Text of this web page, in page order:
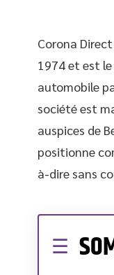
Corona
1974 et est
automobile
société est
auspices de
positionne
à-dire sans